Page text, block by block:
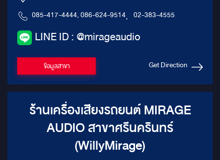
085-417-4444, 086-624-9514, 02-383-4555
LINE ID : @mirageaudio
ข้อมูลสาขา Get Direction
ร้านเครื่องเสียงรถยนต์ MIRAGE
AUDIO สาขาศรีนครินทร์
(WillyMirage)